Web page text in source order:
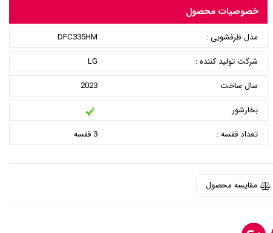
خصوصیات محصول
مدل ظرفشویی :
DFC335HM
شرکت تولید کننده :
LG
سال ساخت
2023
بخارشور
تعداد قفسه :
3 قفسه
مقایسه محصول